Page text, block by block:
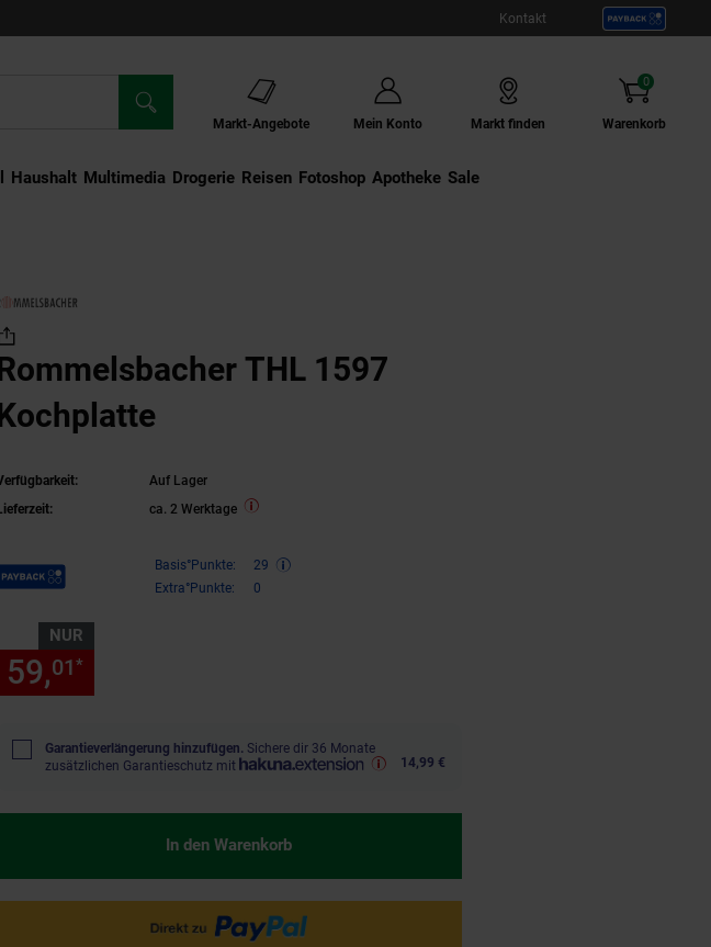
Kontakt
Markt-Angebote Mein Konto Markt finden Warenkorb
0
Artikel
Haushalt Multimedia Drogerie Externer Link:
Reisen Externer Link:
Fotoshop Externer Link:
Apotheke Sale
THL 1597
Auf Lager
ca. 2 Werktage
Punkte Basis°Punkte:
29
Extra°Punkte:
0
NUR
59,01*
Garantieverlängerung hinzufügen. Sichere dir 36 Monate
zusätzlichen Garantieschutz mit
14,99 €
In den Warenkorb